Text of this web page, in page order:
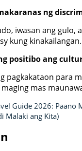
ng
iwasan ang gulo,
kung kinakailangan.
positibo ang
pagkakataon para
mas
Guide 2026: Paano
Malaki ang Kita)